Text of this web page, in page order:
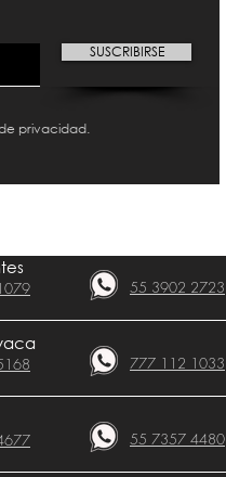
SUSCRIBIRSE
privacidad.
CLÍNICAS​
55 3902 2723
777 112 1033
55 7357 4480